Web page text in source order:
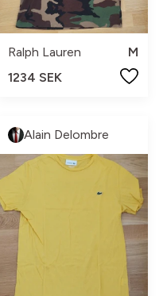
Ralph Lauren
M
1234 SEK
Alain Delombre